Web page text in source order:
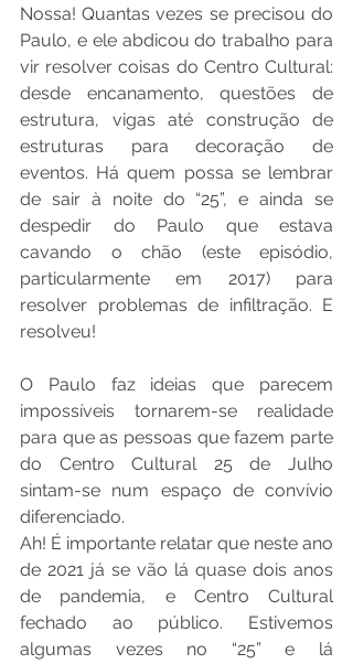
Nossa! Quantas vezes se precisou do
Paulo, e ele abdicou do trabalho para
vir resolver coisas do Centro Cultural:
desde encanamento, questões de
estrutura, vigas até construção de
estruturas para decoração de
eventos. Há quem possa se lembrar
de sair à noite do “25”, e ainda se
despedir do Paulo que estava
cavando o chão (este episódio,
particularmente em 2017) para
resolver problemas de infiltração. E
resolveu!
O Paulo faz ideias que parecem
impossíveis tornarem-se realidade
para que as pessoas que fazem parte
do Centro Cultural 25 de Julho
sintam-se num espaço de convívio
diferenciado.
Ah! É importante relatar que neste ano
de 2021 já se vão lá quase dois anos
de pandemia, e Centro Cultural
fechado ao público. Estivemos
algumas vezes no “25” e lá